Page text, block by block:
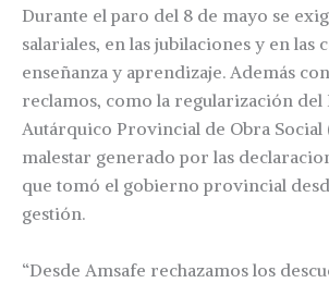
Durante el paro del 8 de mayo se
salariales, en las jubilaciones y en las
enseñanza y aprendizaje. Además
reclamos, como la regularización del
Autárquico Provincial de Obra Social
malestar generado por las
que tomó el gobierno provincial
gestión.
“Desde Amsafe rechazamos los